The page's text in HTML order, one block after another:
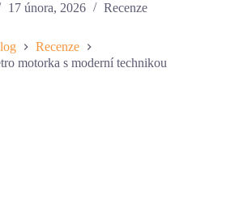
17 února, 2026 Recenze
Recenze
motorka s moderní technikou